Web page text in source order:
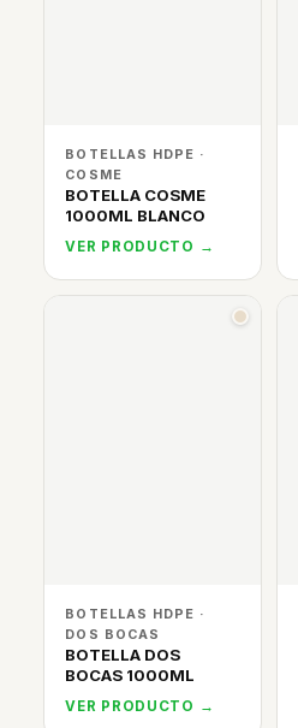
BOTELLAS HDPE ·
COSME
BOTELLA COSME
1000ML BLANCO
VER PRODUCTO →
BOTELLAS HDPE ·
DOS BOCAS
BOTELLA DOS
BOCAS 1000ML
VER PRODUCTO →